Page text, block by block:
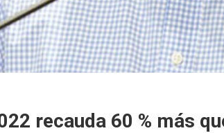
recauda 60 % más